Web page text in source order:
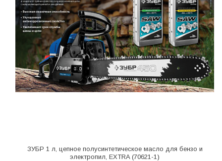
ЗУБР 1 л, цепное полусинтетическое масло для бензо и
электропил, EXTRA (70621-1)